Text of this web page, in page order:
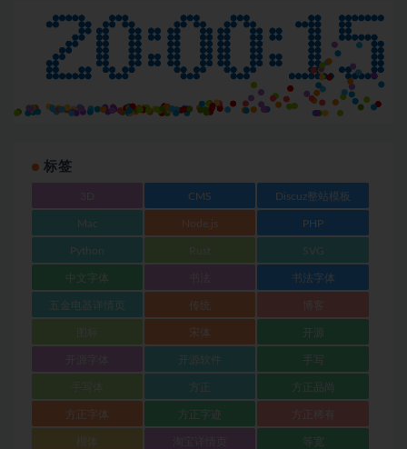
标签
CMS Discuz整站模板
Mac Node.js PHP
Python SVG
中文字体 书法字体
五金电器详情页 传统
宋体 开源
开源软件 手写
方正 方正品尚
方正字体 方正字迹
楷体 等宽